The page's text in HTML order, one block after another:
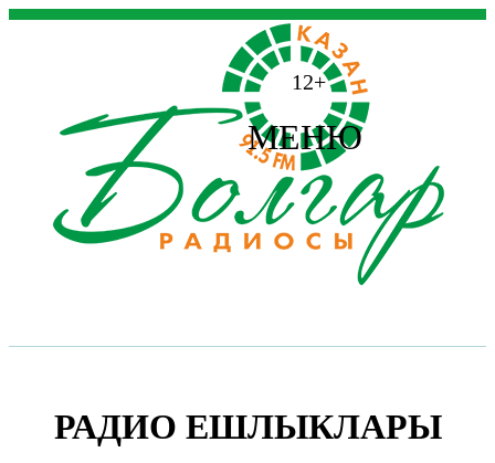
12+
МЕНЮ
РАДИО ЕШЛЫКЛАРЫ